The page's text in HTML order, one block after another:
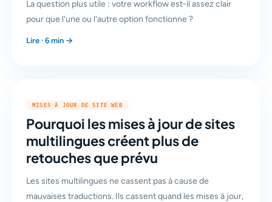
La question plus utile : votre workflow est-il assez clair
pour que l'une ou l'autre option fonctionne ?
Lire · 6 min →
MISES À JOUR DE SITE WEB
Pourquoi les mises à jour de sites
multilingues créent plus de
retouches que prévu
Les sites multilingues ne cassent pas à cause de
mauvaises traductions. Ils cassent quand les mises à jour,